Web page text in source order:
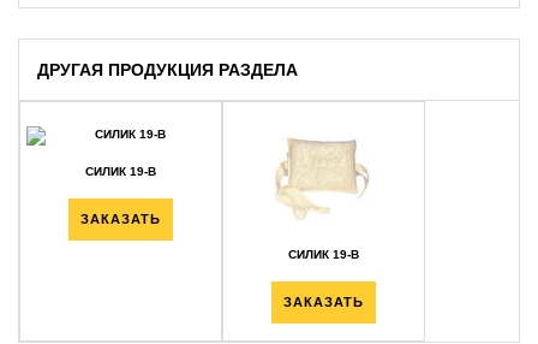
ДРУГАЯ ПРОДУКЦИЯ РАЗДЕЛА
СИЛИК 19-В
ЗАКАЗАТЬ
СИЛИК 19-В
ЗАКАЗАТЬ